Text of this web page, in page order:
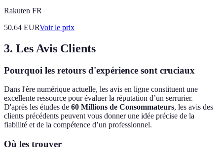
Rakuten FR
50.64 EURVoir le prix
3. Les Avis Clients
Pourquoi les retours d'expérience sont cruciaux
Dans l'ère numérique actuelle, les avis en ligne constituent une
excellente ressource pour évaluer la réputation d’un serrurier.
D'après les études de 60 Millions de Consommateurs, les avis des
clients précédents peuvent vous donner une idée précise de la
fiabilité et de la compétence d’un professionnel.
Où les trouver